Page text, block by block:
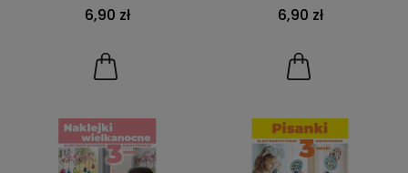
6,90 zł 6,90 zł